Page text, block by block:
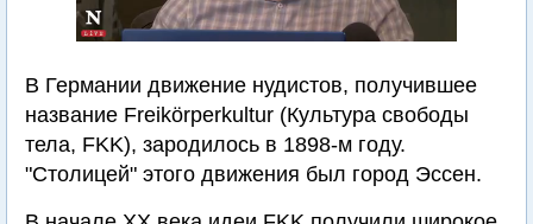
В Германии движение нудистов, получившее
название Freikörperkultur (Культура свободы
тела, FKK), зародилось в 1898-м году.
"Столицей" этого движения был город Эссен.